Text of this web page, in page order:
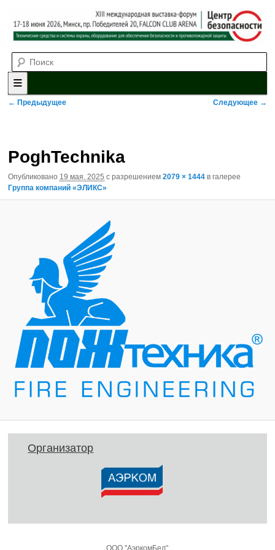
XII международная выставка-
форум «Центр безопасности»
систем охраны, оборудования для обеспечения безопасности и
противопожарной защиты. 4-5 июня 2025, Минск, пр. Победителей,
20
Главное меню
Перейти к основному содержимому
Перейти к дополнительному содержимому
Навигация по изображениям
← Предыдущее Следующее →
PoghTechnika
Опубликовано 19 мая, 2025 с разрешением 2079 × 1444 в галерее
Группа компаний «ЭЛИКС»
Организатор
ООО "АэркомБел"